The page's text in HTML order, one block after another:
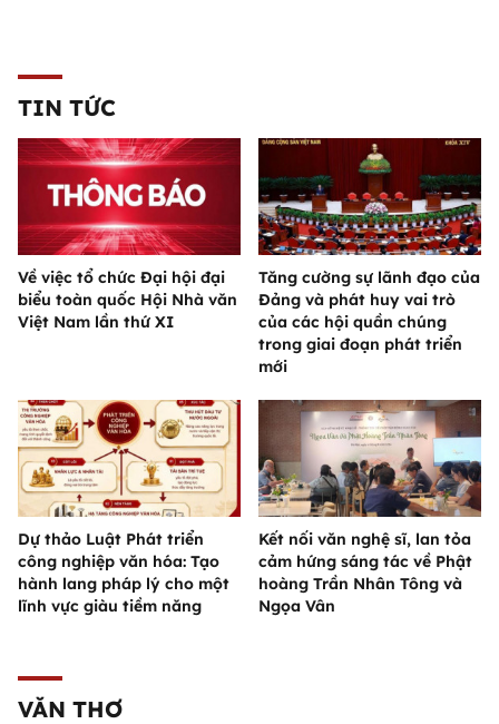
TIN TỨC
Về việc tổ chức Đại hội đại
biểu toàn quốc Hội Nhà văn
Việt Nam lần thứ XI
Tăng cường sự lãnh đạo của
Đảng và phát huy vai trò
của các hội quần chúng
trong giai đoạn phát triển
mới
Dự thảo Luật Phát triển
công nghiệp văn hóa: Tạo
hành lang pháp lý cho một
lĩnh vực giàu tiềm năng
Kết nối văn nghệ sĩ, lan tỏa
cảm hứng sáng tác về Phật
hoàng Trần Nhân Tông và
Ngọa Vân
VĂN THƠ